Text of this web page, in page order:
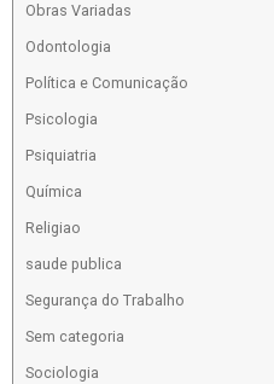
Obras Variadas
Odontologia
Política e Comunicação
Psicologia
Psiquiatria
Química
Religiao
saude publica
Segurança do Trabalho
Sem categoria
Sociologia